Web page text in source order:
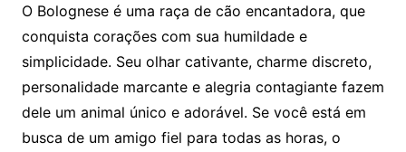
O Bolognese é uma raça de cão encantadora, que
conquista corações com sua humildade e
simplicidade. Seu olhar cativante, charme discreto,
personalidade marcante e alegria contagiante fazem
dele um animal único e adorável. Se você está em
busca de um amigo fiel para todas as horas, o